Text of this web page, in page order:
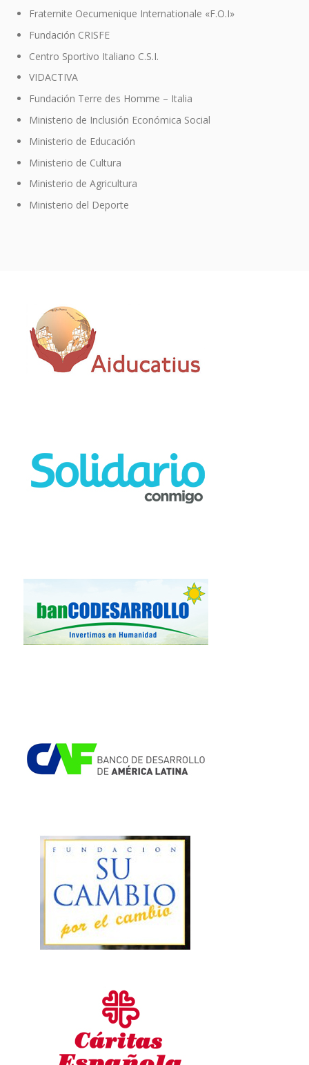
Fraternite Oecumenique Internationale «F.O.I»
Fundación CRISFE
Centro Sportivo Italiano C.S.I.
VIDACTIVA
Fundación Terre des Homme – Italia
Ministerio de Inclusión Económica Social
Ministerio de Educación
Ministerio de Cultura
Ministerio de Agricultura
Ministerio del Deporte